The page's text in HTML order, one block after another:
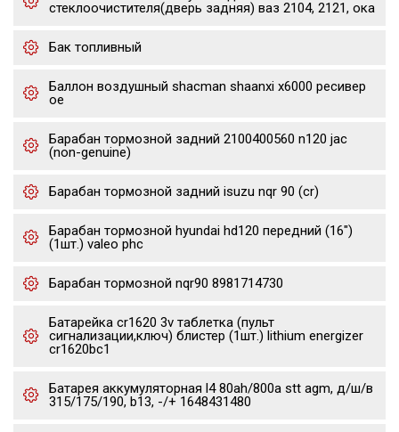
стеклоочистителя(дверь задняя) ваз 2104, 2121, ока
Бак топливный
Баллон воздушный shacman shaanxi x6000 ресивер
oe
Барабан тормозной задний 2100400560 n120 jac
(non-genuine)
Барабан тормозной задний isuzu nqr 90 (cr)
Барабан тормозной hyundai hd120 передний (16")
(1шт.) valeo phc
Барабан тормозной nqr90 8981714730
Батарейка cr1620 3v таблетка (пульт
сигнализации,ключ) блистер (1шт.) lithium energizer
cr1620bc1
Батарея аккумуляторная l4 80ah/800a stt agm, д/ш/в
315/175/190, b13, -/+ 1648431480